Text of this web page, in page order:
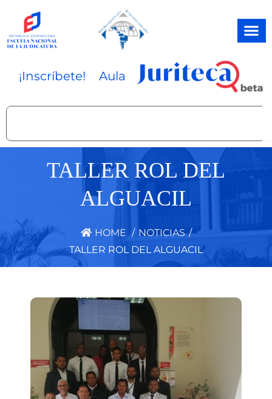
contenido
¡Inscríbete! Aula
Search
TALLER ROL DEL
ALGUACIL
HOME / NOTICIAS /
TALLER ROL DEL ALGUACIL